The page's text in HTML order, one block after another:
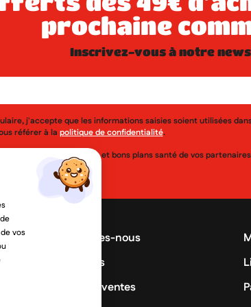
prochaine
inscrivez-vous à notre
j'accepte que les informations saisies soient utilisées
référer à la politique de confidentialité.
nouveautés, réductions et bons plans santé de vos
Qui sommes-nous
Promotions
Meilleures ventes
vos